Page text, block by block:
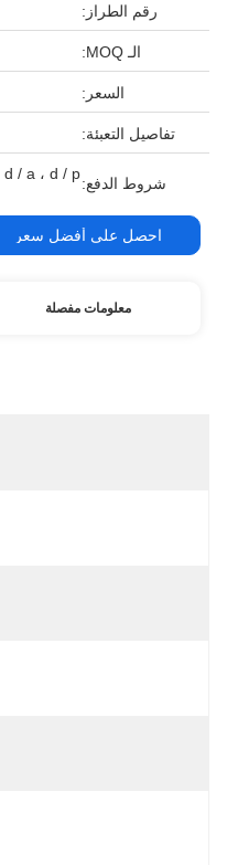
رقم الطراز:
الـ MOQ:
السعر:
تفاصيل التعبئة:
شروط الدفع:
احصل على أفضل سعر
معلومات مفصلة